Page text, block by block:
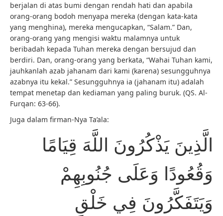
berjalan di atas bumi dengan rendah hati dan apabila
orang-orang bodoh menyapa mereka (dengan kata-kata
yang menghina), mereka mengucapkan, “Salam.” Dan,
orang-orang yang mengisi waktu malamnya untuk
beribadah kepada Tuhan mereka dengan bersujud dan
berdiri. Dan, orang-orang yang berkata, “Wahai Tuhan kami,
jauhkanlah azab jahanam dari kami (karena) sesungguhnya
azabnya itu kekal.” Sesungguhnya ia (jahanam itu) adalah
tempat menetap dan kediaman yang paling buruk. (QS. Al-
Furqan: 63-66).
Juga dalam firman-Nya Ta’ala:
الَّذِينَ يَذْكُرُونَ اللَّهَ قِيَامًا
وَقُعُودًا وَعَلَى جُنُوبِهِمْ
وَيَتَفَكَّرُونَ فِي خَلْقِ